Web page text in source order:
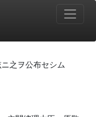
之ヲ公布セシム